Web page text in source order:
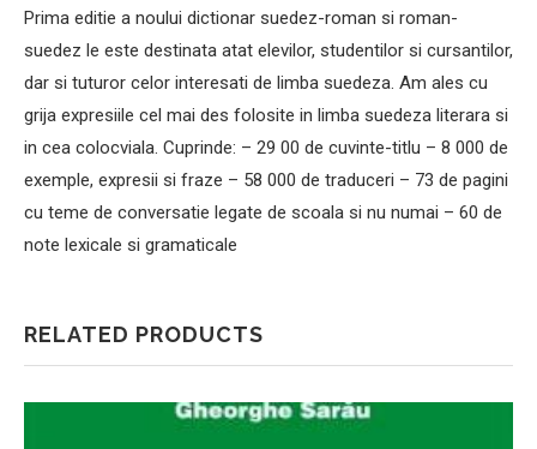
Prima editie a noului dictionar suedez-roman si roman-
suedez le este destinata atat elevilor, studentilor si cursantilor,
dar si tuturor celor interesati de limba suedeza. Am ales cu
grija expresiile cel mai des folosite in limba suedeza literara si
in cea colocviala. Cuprinde: – 29 00 de cuvinte-titlu – 8 000 de
exemple, expresii si fraze – 58 000 de traduceri – 73 de pagini
cu teme de conversatie legate de scoala si nu numai – 60 de
note lexicale si gramaticale
RELATED PRODUCTS